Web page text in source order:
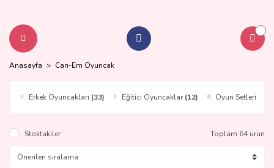
Anasayfa Can-Em Oyuncak
Erkek Oyuncakları (33) Eğitici Oyuncaklar(12) Oyun Setleri
Stoktakiler Toplam 64 ürün